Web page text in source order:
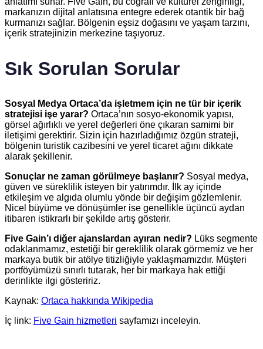
markanızın dijital anlatısına entegre ederek otantik bir bağ
kurmanızı sağlar. Bölgenin eşsiz doğasını ve yaşam tarzını,
içerik stratejinizin merkezine taşıyoruz.
Sık Sorulan Sorular
Sosyal Medya Ortaca’da işletmem için ne tür bir içerik
stratejisi işe yarar? Ortaca’nın sosyo-ekonomik yapısı,
görsel ağırlıklı ve yerel değerleri öne çıkaran samimi bir
iletişimi gerektirir. Sizin için hazırladığımız özgün strateji,
bölgenin turistik cazibesini ve yerel ticaret ağını dikkate
alarak şekillenir.
Sonuçlar ne zaman görülmeye başlanır? Sosyal medya,
güven ve süreklilik isteyen bir yatırımdır. İlk ay içinde
etkileşim ve algıda olumlu yönde bir değişim gözlemlenir.
Nicel büyüme ve dönüşümler ise genellikle üçüncü aydan
itibaren istikrarlı bir şekilde artış gösterir.
Five Gain’ı diğer ajanslardan ayıran nedir? Lüks segmente
odaklanmamız, estetiği bir gereklilik olarak görmemiz ve her
markaya butik bir atölye titizliğiyle yaklaşmamızdır. Müşteri
portföyümüzü sınırlı tutarak, her bir markaya hak ettiği
derinlikte ilgi gösteririz.
Kaynak: Ortaca hakkında Wikipedia
İç link: Five Gain hizmetleri sayfamızı inceleyin.